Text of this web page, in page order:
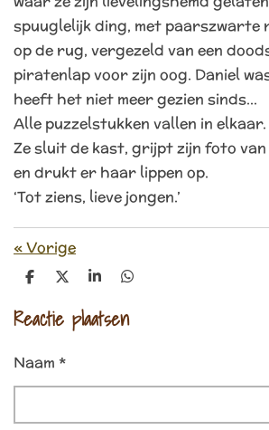
spuuglelijk ding, met
op de rug, vergezeld van een
piratenlap voor zijn oog. Daniel
heeft het niet meer gezien sinds…
Alle puzzelstukken vallen in elkaar.
Ze sluit de kast, grijpt zijn foto
en drukt er haar lippen op.
‘Tot ziens, lieve jongen.’
«Vorige
D
l
e
D
e
l
S
a
r
D
l
e
Reactie plaatsen
Naam *